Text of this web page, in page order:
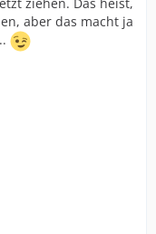
aber das macht ja